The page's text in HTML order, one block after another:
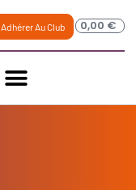
Adhérer Au Club 0,00 €